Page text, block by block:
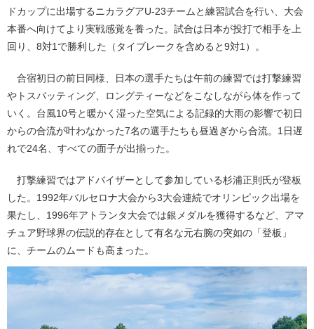
ドカップに出場するニカラグアU-23チームと練習試合を行い、大会
本番へ向けてより実戦感覚を養った。試合は日本が投打で相手を上
回り、8対1で勝利した（タイブレークを含めると9対1）。
合宿初日の前日同様、日本の選手たちは午前の練習では打撃練習
やトスバッティング、ロングティーなどをこなしながら体を作って
いく。台風10号と暖かく湿った空気による記録的大雨の影響で初日
からの合流が叶わなかった7名の選手たちも昼過ぎから合流。1日遅
れで24名、すべての面子が出揃った。
打撃練習ではアドバイザーとして参加している杉浦正則氏が登板
した。1992年バルセロナ大会から3大会連続でオリンピック出場を
果たし、1996年アトランタ大会では銀メダルを獲得するなど、アマ
チュア野球界の伝説的存在として有名な元右腕の突如の「登板」
に、チームのムードも高まった。